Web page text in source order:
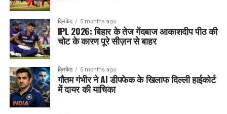
क्रिकेट 5 months ago
IPL 2026: बिहार के तेज गेंदबाज आकाशदीप पीठ की
चोट के कारण पूरे सीज़न से बाहर
क्रिकेट 5 months ago
गौतम गंभीर ने AI डीपफेक के खिलाफ दिल्ली हाईकोर्ट
में दायर की याचिका